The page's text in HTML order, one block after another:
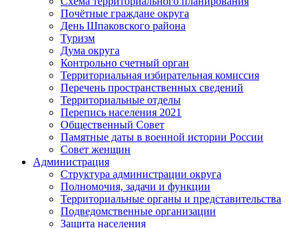
Почётные граждане округа
День Шпаковского района
Туризм
Дума округа
Контрольно счетный орган
Территориальная избирательная комиссия
Перечень пространственных сведений
Территориальные отделы
Перепись населения 2021
Общественный Совет
Памятные даты в военной истории России
Совет женщин
Администрация
Структура администрации округа
Полномочия, задачи и функции
Территориальные органы и представительства
Подведомственные организации
Защита населения